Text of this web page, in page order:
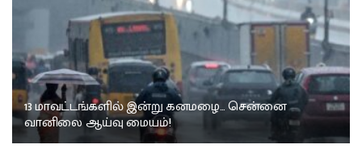
13 மாவட்டங்களில் இன்று கனமழை… சென்னை
வானிலை ஆய்வு மையம்!